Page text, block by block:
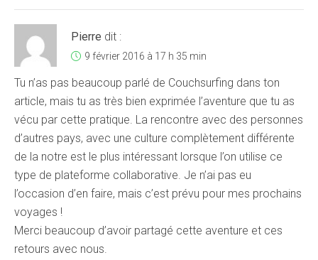
Pierre dit :
9 février 2016 à 17 h 35 min
Tu n’as pas beaucoup parlé de Couchsurfing dans ton
article, mais tu as très bien exprimée l’aventure que tu as
vécu par cette pratique. La rencontre avec des personnes
d’autres pays, avec une culture complètement différente
de la notre est le plus intéressant lorsque l’on utilise ce
type de plateforme collaborative. Je n’ai pas eu
l’occasion d’en faire, mais c’est prévu pour mes prochains
voyages !
Merci beaucoup d’avoir partagé cette aventure et ces
retours avec nous.